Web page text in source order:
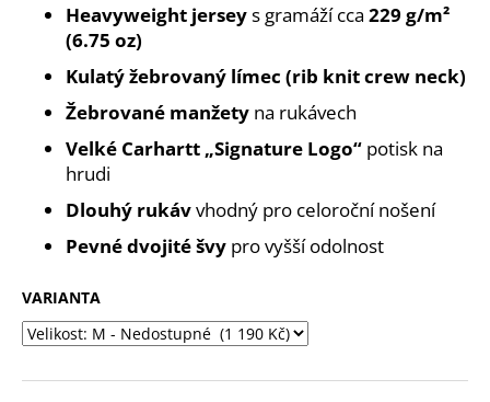
Heavyweight jerseys gramáží cca 229 g/m²
(6.75 oz)
Kulatý žebrovaný límec (rib knit crew neck)
Žebrované manžety na rukávech
Velké Carhartt „Signature Logo“ potisk na
hrudi
Dlouhý rukávvhodný pro celoroční nošení
Pevné dvojité švy pro vyšší odolnost
VARIANTA